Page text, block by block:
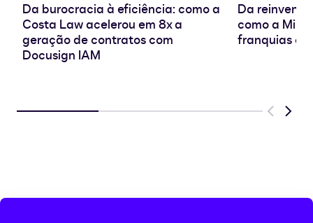
Da burocracia à eficiência: como a
Costa Law acelerou em 8x a
geração de contratos com
Docusign IAM
Da
como a
franquias
Previous
Next